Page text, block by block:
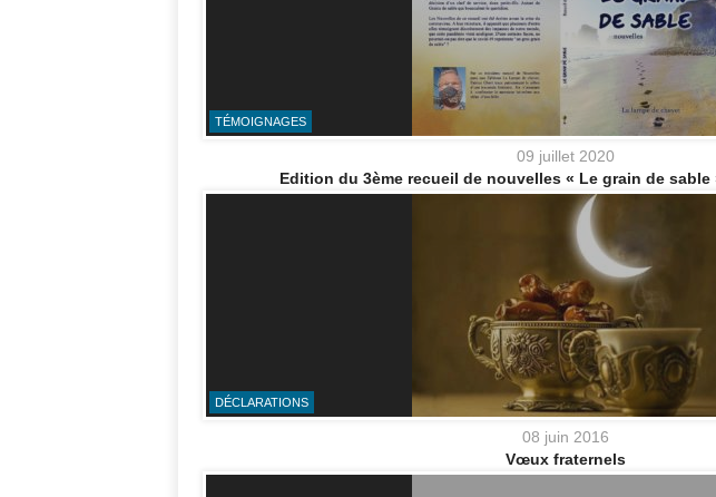
TÉMOIGNAGES
09 juillet 2020
Edition du 3ème recueil de nouvelles « Le grain de sable
DÉCLARATIONS
08 juin 2016
Vœux fraternels